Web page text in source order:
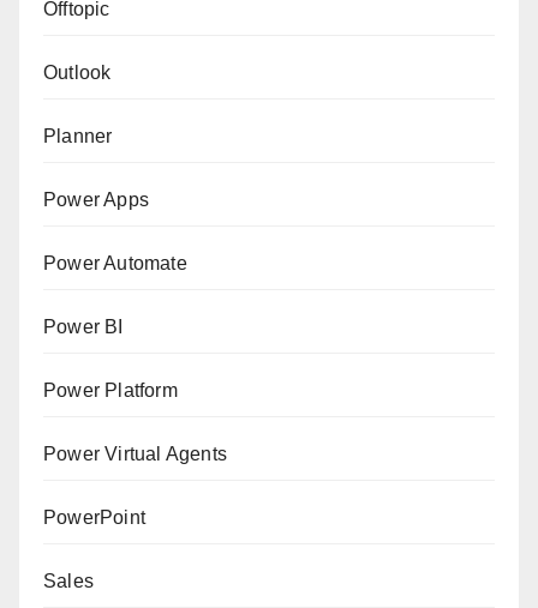
Offtopic
Outlook
Planner
Power Apps
Power Automate
Power BI
Power Platform
Power Virtual Agents
PowerPoint
Sales